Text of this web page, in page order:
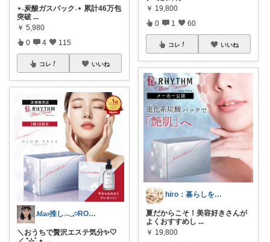
⋆˖炭酸ガスパック˖⋆ 累計46万包
突破 ...
￥ 5,980
0 4 115
コレ いいね
𝑀𝑎𝑜推し𓂃𓈒𓏸ROOM
＼おうちで贅沢エステ気分✨🤍
￥ 19,800
0 1 60
コレ いいね
hiro：暮らしを整えるROOM
夏だからこそ！美容好きさんが
よくおすすめし ...
￥ 19,800